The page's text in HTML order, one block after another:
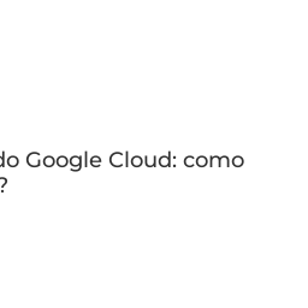
Google Cloud: como